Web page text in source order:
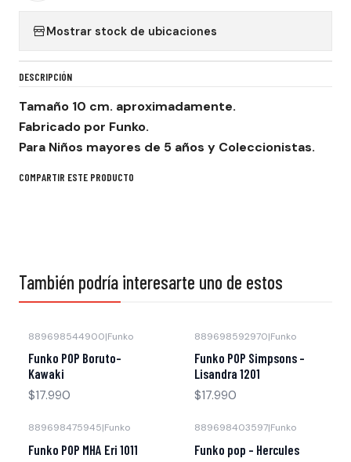
Mostrar stock de ubicaciones
DESCRIPCIÓN
Tamaño 10 cm. aproximadamente.
Fabricado por Funko.
Para Niños mayores de 5 años y Coleccionistas.
COMPARTIR ESTE PRODUCTO
También podría interesarte uno de estos
889698544900|Funko
Funko POP Boruto-
Kawaki
$17.990
889698592970|Funko
Funko POP Simpsons -
Lisandra 1201
$17.990
889698475945|Funko
Funko POP MHA Eri 1011
889698403597|Funko
Funko pop - Hercules